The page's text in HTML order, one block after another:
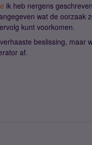
ik heb nergens
wat de oorzaak
kunt voorkomen.
beslissing, maar
af.